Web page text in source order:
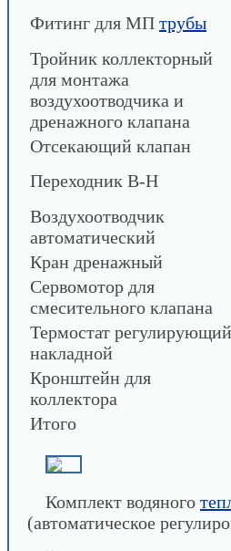
Фитинг для МП трубы
Тройник коллекторный
для монтажа
воздухоотводчика и
дренажного клапана
Отсекающий клапан
Переходник В-Н
Воздухоотводчик
автоматический
Кран дренажный
Сервомотор для
смесительного клапана
Термостат регулирующий
накладной
Кронштейн для
коллектора
Итого
Комплект водяного
(автоматическое